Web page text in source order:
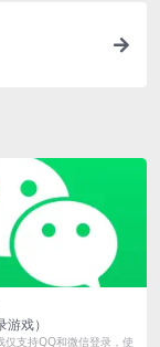
戏）
仅支持QQ和微信登录，使